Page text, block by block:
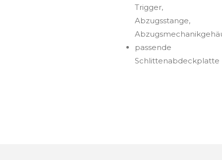
Trigger,
Abzugsstange,
passende
Schlittenabdeckplatte